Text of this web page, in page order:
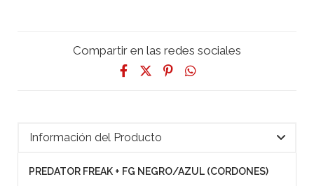
Compartir en las redes sociales
Información del Producto
PREDATOR FREAK + FG NEGRO/AZUL (CORDONES)